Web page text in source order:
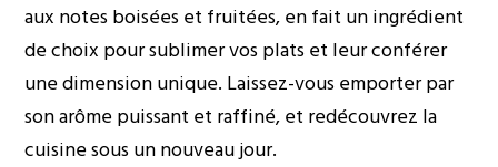
aux notes boisées et fruitées, en fait un ingrédient
de choix pour sublimer vos plats et leur conférer
une dimension unique. Laissez-vous emporter par
son arôme puissant et raffiné, et redécouvrez la
cuisine sous un nouveau jour.